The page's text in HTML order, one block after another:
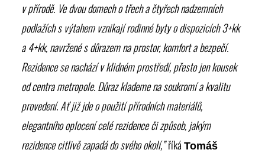
v přírodě. Ve dvou domech o třech a čtyřech nadzemních
podlažích s výtahem vznikají rodinné byty o dispozicích 3+kk
a 4+kk, navržené s důrazem na prostor, komfort a bezpečí.
Rezidence se nachází v klidném prostředí, přesto jen kousek
od centra metropole. Důraz klademe na soukromí a kvalitu
provedení. Ať již jde o použití přírodních materiálů,
elegantního oplocení celé rezidence či způsob, jakým
rezidence citlivě zapadá do svého okolí,” říká Tomáš